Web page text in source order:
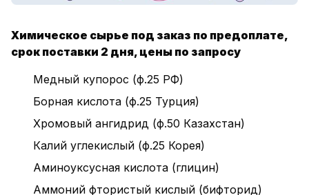
Химическое сырье под заказ по предоплате,
срок поставки 2 дня, цены по запросу
Медный купорос (ф.25 РФ)
Борная кислота (ф.25 Турция)
Хромовый ангидрид (ф.50 Казахстан)
Калий углекислый (ф.25 Корея)
Аминоуксусная кислота (глицин)
Аммоний фтористый кислый (бифторид)